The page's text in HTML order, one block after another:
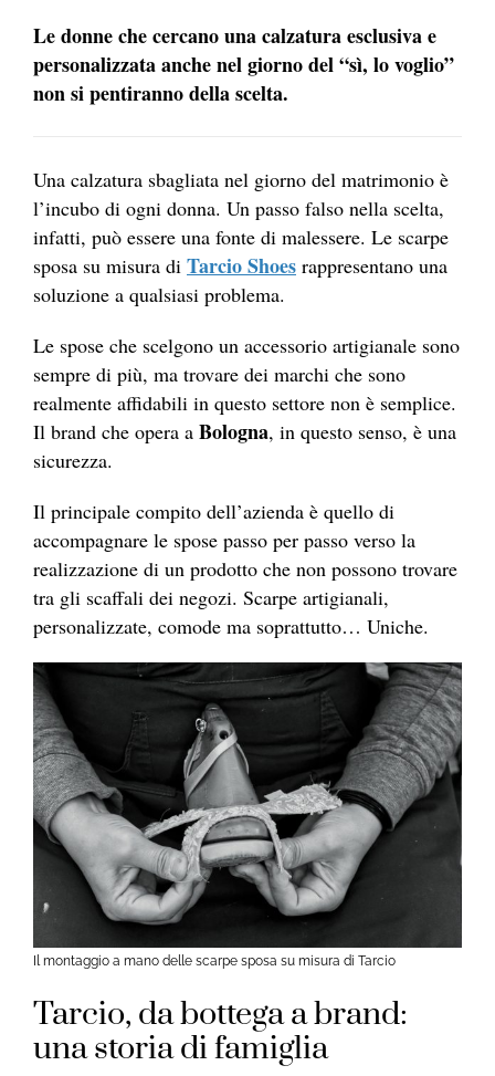
Le donne che cercano una calzatura esclusiva e
personalizzata anche nel giorno del “sì, lo voglio”
non si pentiranno della scelta.
Una calzatura sbagliata nel giorno del matrimonio è
l’incubo di ogni donna. Un passo falso nella scelta,
infatti, può essere una fonte di malessere. Le scarpe
sposa su misura di Tarcio Shoes rappresentano una
soluzione a qualsiasi problema.
Le spose che scelgono un accessorio artigianale sono
sempre di più, ma trovare dei marchi che sono
realmente affidabili in questo settore non è semplice.
Il brand che opera a Bologna, in questo senso, è una
sicurezza.
Il principale compito dell’azienda è quello di
accompagnare le spose passo per passo verso la
realizzazione di un prodotto che non possono trovare
tra gli scaffali dei negozi. Scarpe artigianali,
personalizzate, comode ma soprattutto… Uniche.
Il montaggio a mano delle scarpe sposa su misura di Tarcio
Tarcio, da bottega a brand:
una storia di famiglia